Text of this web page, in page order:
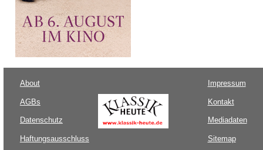
About
AGBs
Datenschutz
Haftungsausschluss
Impressum
Kontakt
Mediadaten
Sitemap